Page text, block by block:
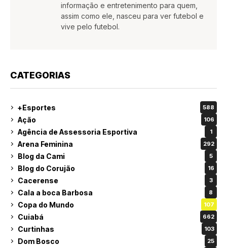
informação e entretenimento para quem,
assim como ele, nasceu para ver futebol e
vive pelo futebol.
CATEGORIAS
+Esportes 588
Ação 106
Agência de Assessoria Esportiva 1
Arena Feminina 292
Blog da Cami 5
Blog do Corujão 16
Cacerense 3
Cala a boca Barbosa 8
Copa do Mundo 107
Cuiabá 662
Curtinhas 103
Dom Bosco 25